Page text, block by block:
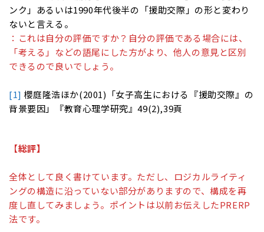
ンク」あるいは1990年代後半の「援助交際」の形と変わり
ないと言える。
：これは自分の評価ですか？自分の評価である場合には、
「考える」などの語尾にした方がより、他人の意見と区別
できるので良いでしょう。
[1] 櫻庭隆浩ほか(2001)「女子高生における『援助交際』の
背景要因」『教育心理学研究』49(2),39頁
【総評】
全体として良く書けています。ただし、ロジカルライティ
ングの構造に沿っていない部分がありますので、構成を再
度し直してみましょう。ポイントは以前お伝えしたPRERP
法です。